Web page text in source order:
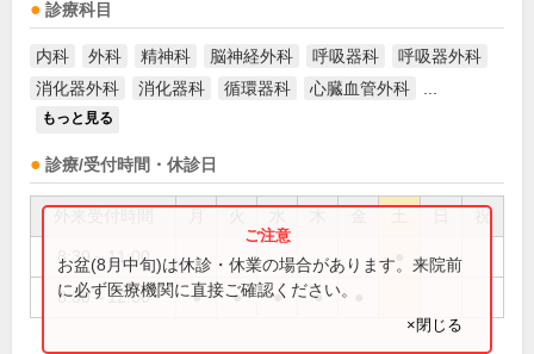
診療科目
内科 外科 精神科 脳神経外科 呼吸器科
呼吸器外科
消化器外科
消化器科 循環器科 心臓血管外科
もっと見る
診療/受付時間・休診日
祝
8:30～11:00
8:30～12:00 ● ● ● ●
お盆(8月中旬)は休診・休業の場合があります。来院前
に必ず医療機関に直接ご確認ください。
×閉じる